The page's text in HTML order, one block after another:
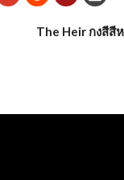
The Heir กงสีสี